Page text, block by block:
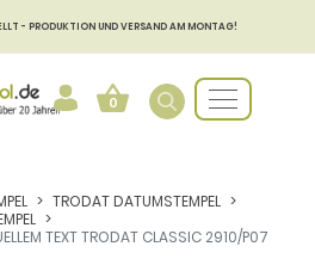
- PRODUKTION UND VERSAND AM MONTAG!
0
TRODAT DATUMSTEMPEL
TEXT TRODAT CLASSIC 2910/P07